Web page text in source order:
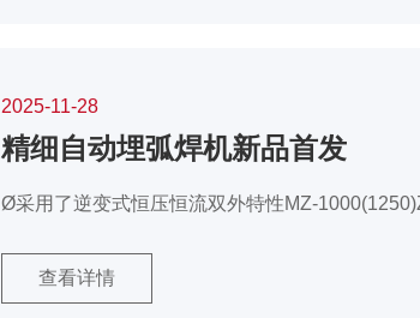
2025-11-28
精细自动埋弧焊机新品首发
Ø采用了逆变式恒压恒流双外特性MZ-
查看详情